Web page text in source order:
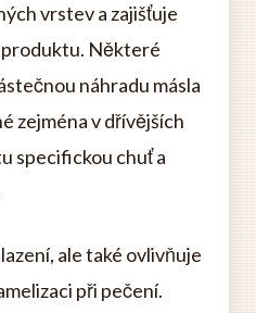
vrstev a zajišťuje
Některé
náhradu másla
zejména v dřívějších
specifickou chuť a
ale také ovlivňuje
při pečení.